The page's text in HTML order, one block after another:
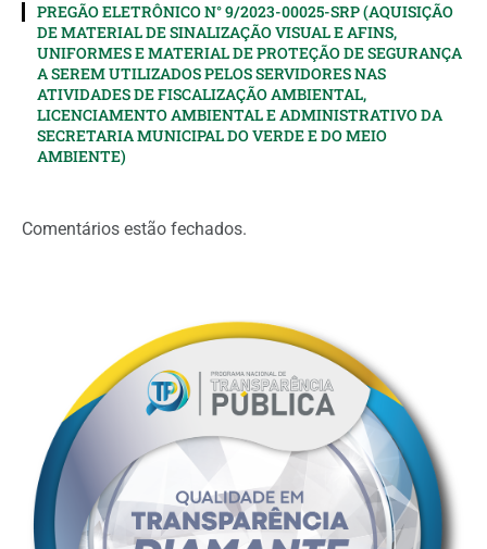
PREGÃO ELETRÔNICO N° 9/2023-00025-SRP (AQUISIÇÃO
DE MATERIAL DE SINALIZAÇÃO VISUAL E AFINS,
UNIFORMES E MATERIAL DE PROTEÇÃO DE SEGURANÇA
A SEREM UTILIZADOS PELOS SERVIDORES NAS
ATIVIDADES DE FISCALIZAÇÃO AMBIENTAL,
LICENCIAMENTO AMBIENTAL E ADMINISTRATIVO DA
SECRETARIA MUNICIPAL DO VERDE E DO MEIO
AMBIENTE)
Comentários estão fechados.